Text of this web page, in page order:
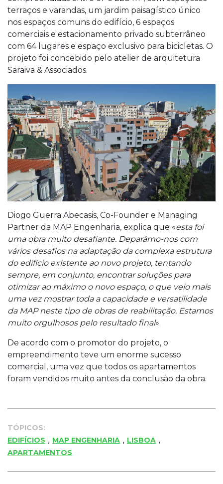
terraços e varandas, um jardim paisagístico único
nos espaços comuns do edifício, 6 espaços
comerciais e estacionamento privado subterrâneo
com 64 lugares e espaço exclusivo para bicicletas. O
projeto foi concebido pelo atelier de arquitetura
Saraiva & Associados.
Diogo Guerra Abecasis, Co-Founder e Managing
Partner da MAP Engenharia, explica que «esta foi
uma obra muito desafiante. Deparámo-nos com
vários desafios na adaptação da complexa estrutura
do edifício existente ao novo projeto, tentando
sempre, em conjunto, encontrar soluções para
otimizar ao máximo o novo espaço, o que veio mais
uma vez mostrar toda a capacidade e versatilidade
da MAP neste tipo de obras de reabilitação. Estamos
muito orgulhosos pelo resultado final».
De acordo com o promotor do projeto, o
empreendimento teve um enorme sucesso
comercial, uma vez que todos os apartamentos
foram vendidos muito antes da conclusão da obra.
TÓPICOS:
EDIFÍCIOS , MAP ENGENHARIA , LISBOA ,
APARTAMENTOS